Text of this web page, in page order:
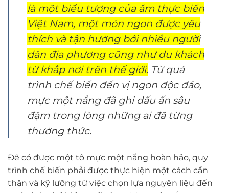
là một biểu tượng của ẩm thực biển
Việt Nam, một món ngon được yêu
thích và tận hưởng bởi nhiều người
dân địa phương cũng như du khách
từ khắp nơi trên thế giới. Từ quá
trình chế biến đến vị ngon độc đáo,
mực một nắng đã ghi dấu ấn sâu
đậm trong lòng những ai đã từng
thưởng thức.
Để có được một tô mực một nắng hoàn hảo, quy
trình chế biến phải được thực hiện một cách cẩn
thận và kỹ lưỡng từ việc chọn lựa nguyên liệu đến